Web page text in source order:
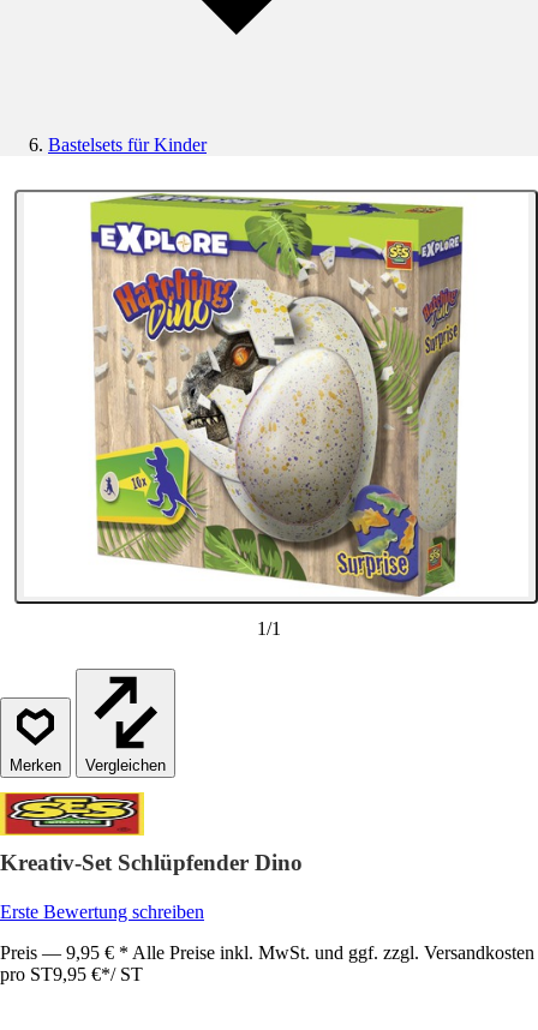
Bastelsets für Kinder
1/1
Vergleichen
Kreativ-Set Schlüpfender Dino
Erste Bewertung schreiben
Preis — 9,95 € * Alle Preise inkl. MwSt. und ggf. zzgl. Versandkosten
pro ST9,95 €*/ ST